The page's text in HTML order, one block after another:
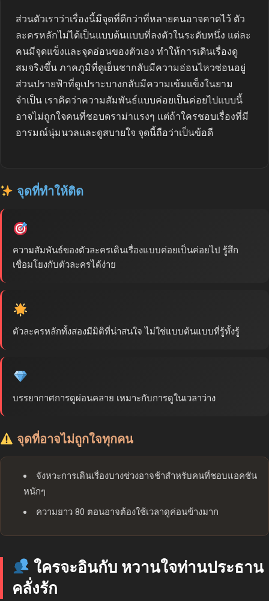
ส่วนตัวเราว่าเรื่องนี้มีจุดที่ดีกว่าที่หลายคนอาจคาดไว้ ตัว
ละครหลักไม่ได้เป็นแบบต้นแบบที่ลงตัวในระดับหนึ่ง แต่ละ
คนมีจุดแข็งและจุดอ่อนของตัวเอง ทำให้การเดินเรื่องดู
สมจริงขึ้น ภาคภูมิที่ดูเย็นชากลับมีความอ่อนไหวซ่อนอยู่
ส่วนปรายฟ้าที่ดูเปราะบางกลับมีความเข้มแข็งในยาม
จำเป็น เราคิดว่าความสัมพันธ์แบบค่อยเป็นค่อยไปแบบนี้
อาจไม่ถูกใจคนที่ชอบดราม่าแรงๆ แต่ถ้าใครชอบเรื่องที่มี
อารมณ์นุ่มนวลและดูสบายใจ จุดนี้ถือว่าเป็นข้อดี
จุดที่ทำให้ติด
ความสัมพันธ์ของตัวละครเดินเรื่องแบบค่อยเป็นค่อยไป รู้สึก
เชื่อมโยงกับตัวละครได้ง่าย
ตัวละครหลักทั้งสองมีมิติที่น่าสนใจ ไม่ใช่แบบต้นแบบที่รู้ทั้งรู้
บรรยากาศการดูผ่อนคลาย เหมาะกับการดูในเวลาว่าง
จุดที่อาจไม่ถูกใจทุกคน
จังหวะการเดินเรื่องบางช่วงอาจช้าสำหรับคนที่ชอบแอคชัน
หนักๆ
ความยาว 80 ตอนอาจต้องใช้เวลาดูค่อนข้างมาก
ใครจะอินกับ หวานใจท่านประธาน
คลั่งรัก